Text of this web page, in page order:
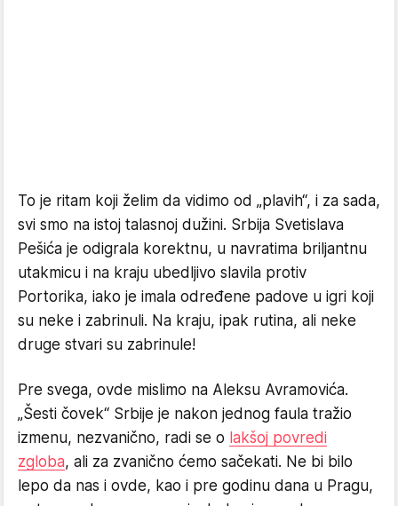
To je ritam koji želim da vidimo od „plavih“, i za sada,
svi smo na istoj talasnoj dužini. Srbija Svetislava
Pešića je odigrala korektnu, u navratima briljantnu
utakmicu i na kraju ubedljivo slavila protiv
Portorika, iako je imala određene padove u igri koji
su neke i zabrinuli. Na kraju, ipak rutina, ali neke
druge stvari su zabrinule!
Pre svega, ovde mislimo na Aleksu Avramovića.
„Šesti čovek“ Srbije je nakon jednog faula tražio
izmenu, nezvanično, radi se o lakšoj povredi
zgloba, ali za zvanično ćemo sačekati. Ne bi bilo
lepo da nas i ovde, kao i pre godinu dana u Pragu,